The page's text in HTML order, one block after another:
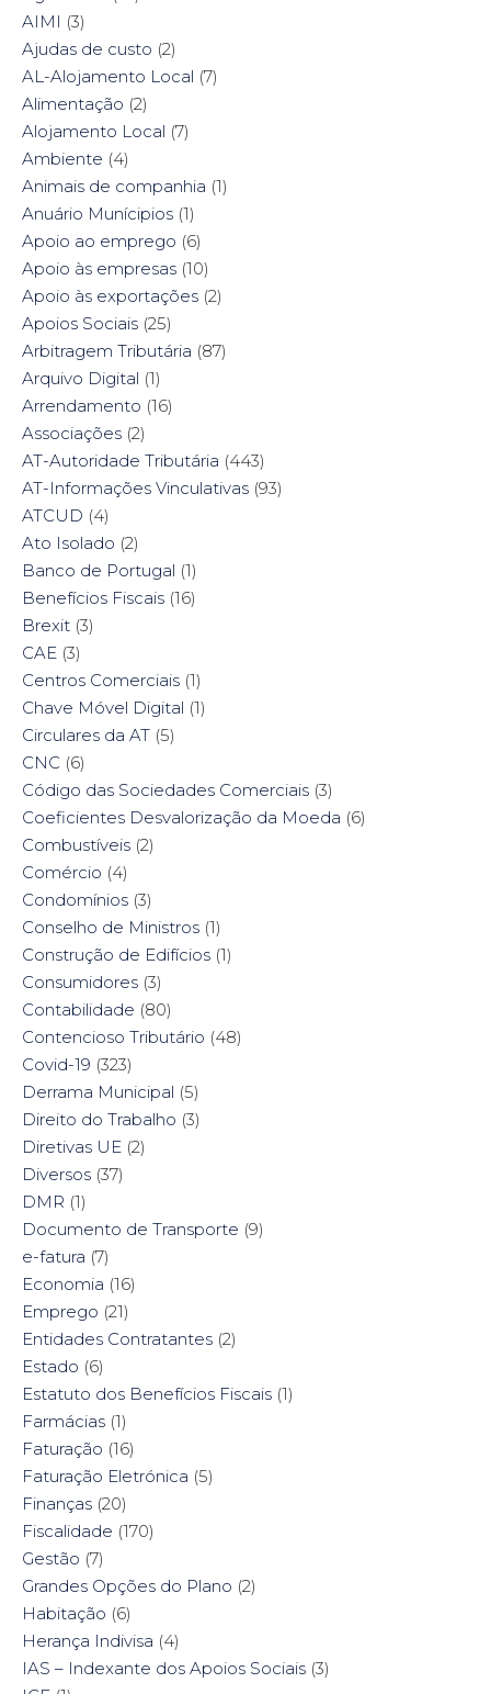
e
b
o
(
O
p
n
i
n
n
e
w
w
i
n
d
o
w
)
r
O
e
n
s
e
w
w
i
n
d
o
w
)
t
(
n
n
n
d
o
w
AIMI (3)
Ajudas de custo (2)
AL-Alojamento Local (7)
Alimentação (2)
Alojamento Local (7)
Ambiente (4)
Animais de companhia (1)
Anuário Munícipios (1)
Apoio ao emprego (6)
Apoio às empresas (10)
Apoio às exportações (2)
Apoios Sociais (25)
Arbitragem Tributária (87)
Arquivo Digital (1)
Arrendamento (16)
Associações (2)
AT-Autoridade Tributária (443)
AT-Informações Vinculativas (93)
ATCUD (4)
Ato Isolado (2)
Banco de Portugal (1)
Benefícios Fiscais (16)
Brexit (3)
CAE (3)
Centros Comerciais (1)
Chave Móvel Digital (1)
Circulares da AT (5)
CNC (6)
Código das Sociedades Comerciais (3)
Coeficientes Desvalorização da Moeda (6)
Combustíveis (2)
Comércio (4)
Condomínios (3)
Conselho de Ministros (1)
Construção de Edifícios (1)
Consumidores (3)
Contabilidade (80)
Contencioso Tributário (48)
Covid-19 (323)
Derrama Municipal (5)
Direito do Trabalho (3)
Diretivas UE (2)
Diversos (37)
DMR (1)
Documento de Transporte (9)
e-fatura (7)
Economia (16)
Emprego (21)
Entidades Contratantes (2)
Estado (6)
Estatuto dos Benefícios Fiscais (1)
Farmácias (1)
Faturação (16)
Faturação Eletrónica (5)
Finanças (20)
Fiscalidade (170)
Gestão (7)
Grandes Opções do Plano (2)
Habitação (6)
Herança Indivisa (4)
IAS – Indexante dos Apoios Sociais (3)